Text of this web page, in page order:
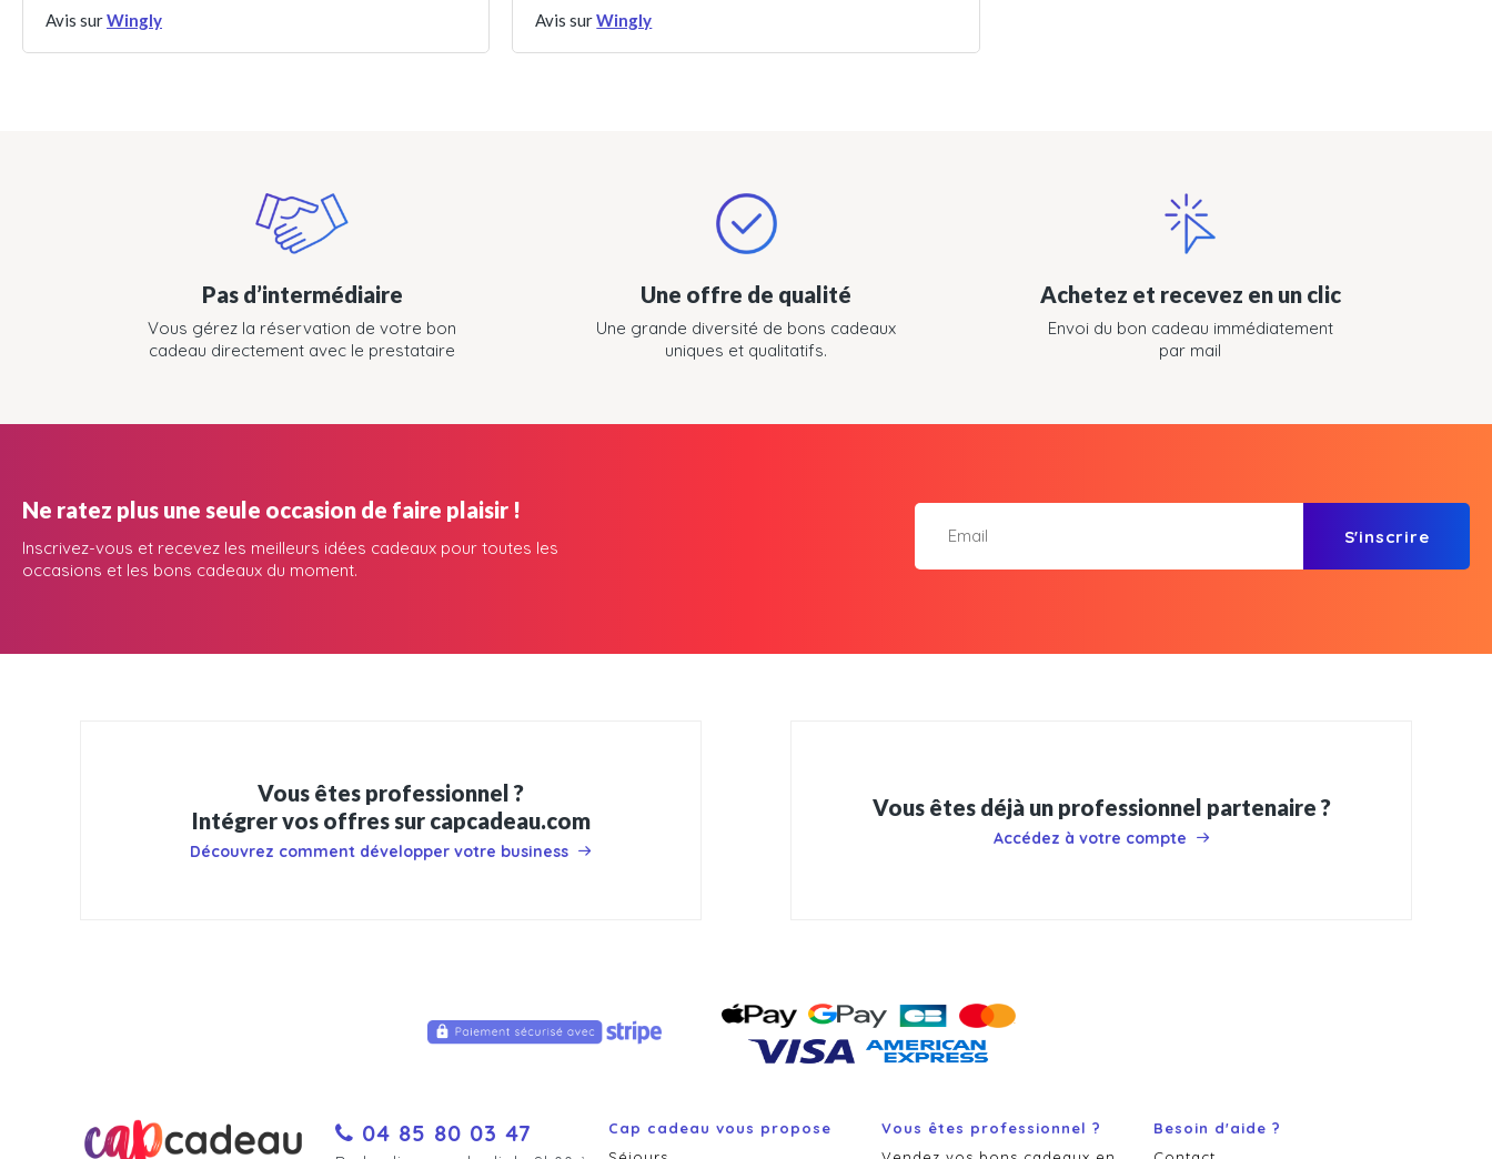
Avis surWingly Avis surWingly
Pas d’intermédiaire
Vous gérez la réservation de votre bon
cadeau directement avec le prestataire
Une offre de qualité
Une grande diversité de bons cadeaux
uniques et qualitatifs.
Achetez et recevez en un clic
Envoi du bon cadeau immédiatement
par mail
Ne ratez plus une seule occasion de faire plaisir !
Inscrivez-vous et recevez les meilleurs idées cadeaux pour toutes les
occasions et les bons cadeaux du moment.
S'inscrire
Vous êtes professionnel ?
Intégrer vos offres sur capcadeau.com
Découvrez comment développer votre business
Vous êtes déjà un professionnel partenaire ?
Accédez à votre compte
04 85 80 03 47
Cap cadeau vous propose
Vous êtes professionnel ?
Besoin d'aide ?